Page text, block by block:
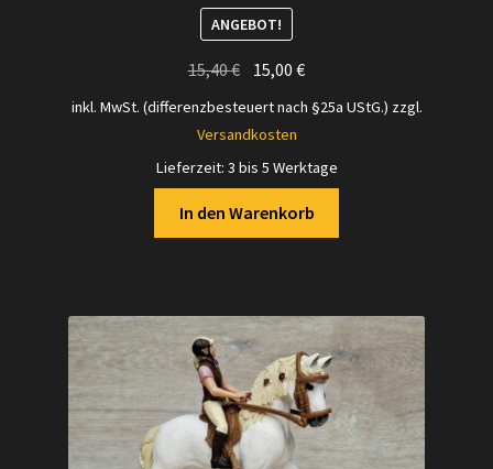
ANGEBOT!
15,40€ Ursprünglicher
15,00€Aktueller
inkl. MwSt. (differenzbesteuert nach §25a UStG.) zzgl.
Versandkosten
Lieferzeit: 3 bis 5 Werktage
In den Warenkorb